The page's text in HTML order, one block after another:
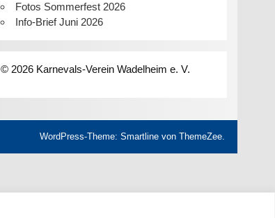
Fotos Sommerfest 2026
Info-Brief Juni 2026
© 2026 Karnevals-Verein Wadelheim e. V.
WordPress-Theme: Smartline von ThemeZee.